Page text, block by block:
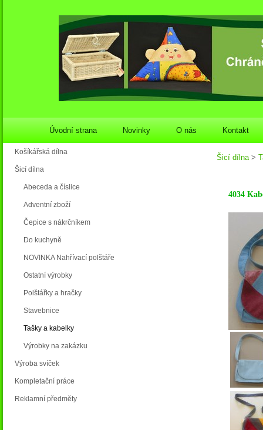
Úvodní strana Novinky O nás Kontakt
Košíkářská dílna
Šicí dílna
Abeceda a číslice
Adventní zboží
Čepice s nákrčníkem
Do kuchyně
NOVINKA Nahřívací polštáře
Ostatní výrobky
Polštářky a hračky
Stavebnice
Tašky a kabelky
Výrobky na zakázku
Výroba svíček
Kompletační práce
Reklamní předměty
Šicí dílna>
4034